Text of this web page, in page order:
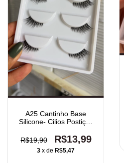
A25 Cantinho Base
Silicone- Cilios Postiços
R$19,90
R$13,99
3 x de R$5,47